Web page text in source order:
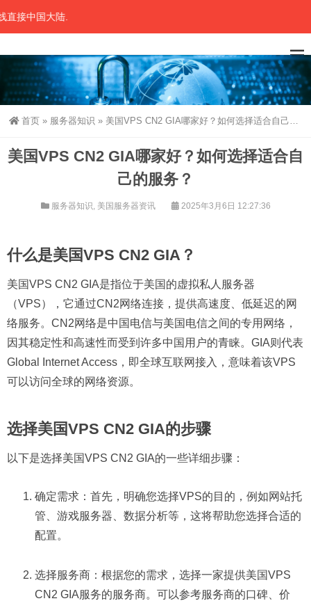
美国服务器租用海外主机商提供美国高防服务器租用
首页 » 服务器知识 » 美国VPS CN2 GIA哪家好？如何选择适合自己的服务？
美国VPS CN2 GIA哪家好？如何选择适合自
己的服务？
服务器知识, 美国服务器资讯 2025年3月6日 12:27:36
什么是美国VPS CN2 GIA？
美国VPS CN2 GIA是指位于美国的虚拟私人服务器
（VPS），它通过CN2网络连接，提供高速度、低延迟的网
络服务。CN2网络是中国电信与美国电信之间的专用网络，
因其稳定性和高速性而受到许多中国用户的青睐。GIA则代表
Global Internet Access，即全球互联网接入，意味着该VPS
可以访问全球的网络资源。
选择美国VPS CN2 GIA的步骤
以下是选择美国VPS CN2 GIA的一些详细步骤：
确定需求：首先，明确您选择VPS的目的，例如网站托
管、游戏服务器、数据分析等，这将帮助您选择合适的
配置。
选择服务商：根据您的需求，选择一家提供美国VPS
CN2 GIA服务的服务商。可以参考服务商的口碑、价